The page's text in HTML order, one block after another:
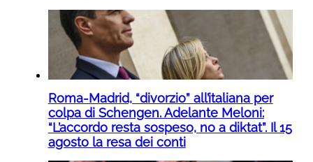
Roma-Madrid, “divorzio” all’italiana per
colpa di Schengen. Adelante Meloni:
“L’accordo resta sospeso, no a diktat”. Il 15
agosto la resa dei conti